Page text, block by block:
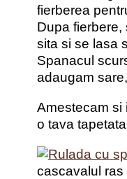
fierberea
Dupa
sita si se lasa
Spanacul
adaugam
Amestecam
o tava
cascavalul ras